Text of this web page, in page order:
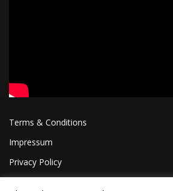
Terms & Conditions
Impressum
Privacy Policy